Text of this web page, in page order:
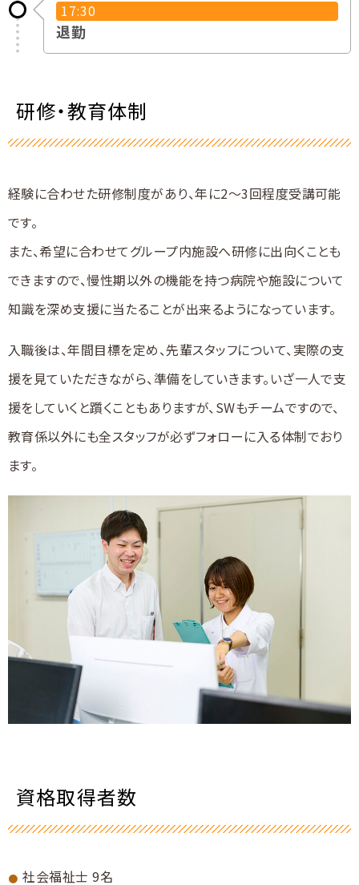
17:30
退勤
研修・教育体制
経験に合わせた研修制度があり、年に2～3回程度受講可能
です。
また、希望に合わせてグループ内施設へ研修に出向くことも
できますので、慢性期以外の機能を持つ病院や施設について
知識を深め支援に当たることが出来るようになっています。
入職後は、年間目標を定め、先輩スタッフについて、実際の支
援を見ていただきながら、準備をしていきます。いざ一人で支
援をしていくと躓くこともありますが、SWもチームですので、
教育係以外にも全スタッフが必ずフォローに入る体制でおり
ます。
資格取得者数
社会福祉士 9名